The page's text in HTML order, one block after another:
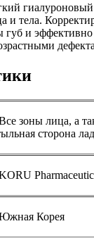
и тела.
губ и эффективно
зоны лица, а
сторона
Корея